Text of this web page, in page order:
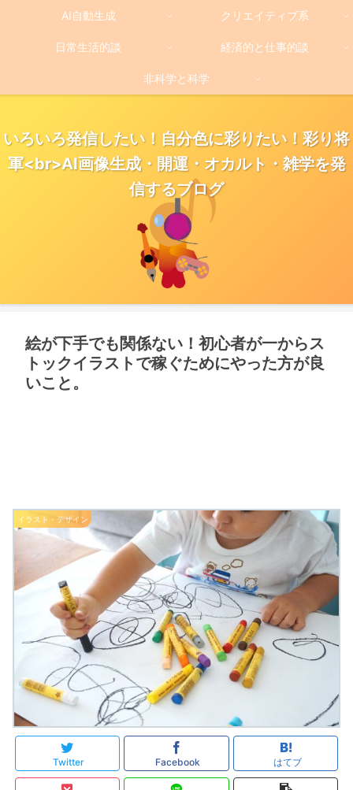
いろいろ発信したい！自分色に彩りたい！彩り将
軍<br>AI画像生成・開運・オカルト・雑学を発
信するブログ
AI自動生成 クリエイティブ系
日常生活的談 経済的と仕事的談
非科学と科学
絵が下手でも関係ない！初心者が一からス
トックイラストで稼ぐためにやった方が良
いこと。
イラスト・デザイン
Twitter Facebook はてブ